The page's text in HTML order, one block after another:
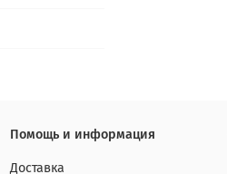
Помощь и информация
Доставка